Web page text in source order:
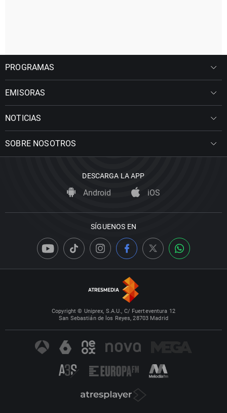
PROGRAMAS
EMISORAS
NOTICIAS
SOBRE NOSOTROS
DESCARGA LA APP
Android iOS
SÍGUENOS EN
Copyright © Uniprex, S.A.U., C/ Fuerteventura 12
San Sebastián de los Reyes, 28703 Madrid